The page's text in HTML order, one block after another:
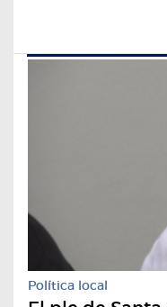
Política local